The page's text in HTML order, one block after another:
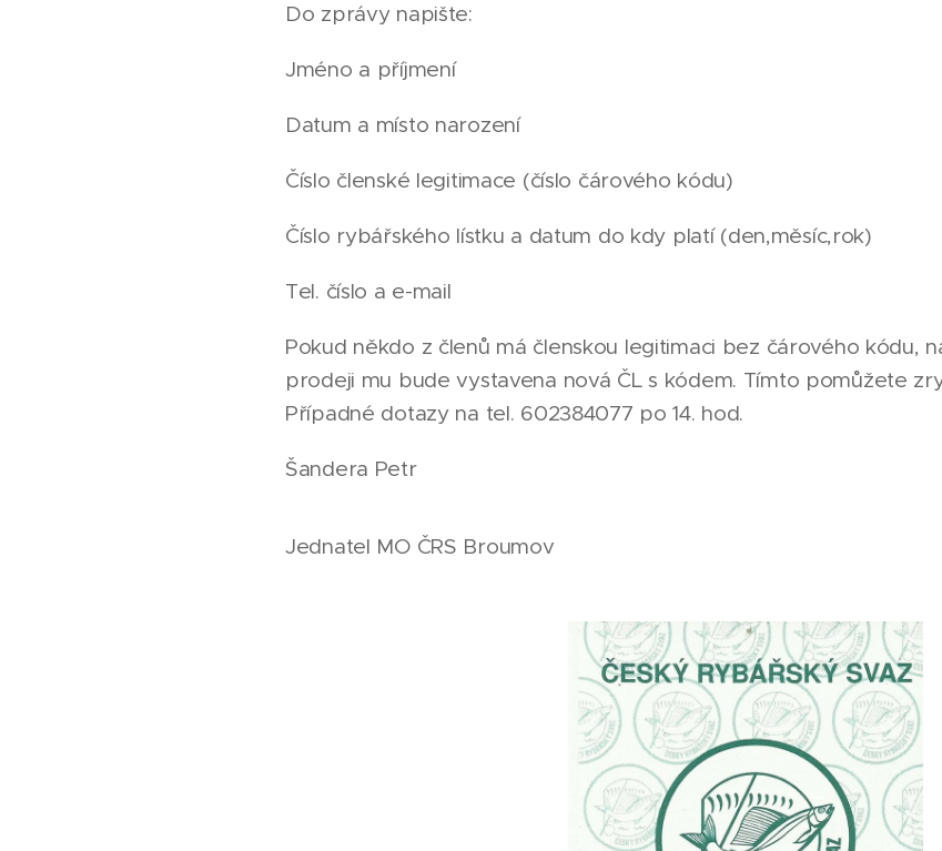
Do zprávy napište:
Jméno a příjmení
Datum a místo narození
Číslo členské legitimace (číslo čárového kódu)
Číslo rybářského lístku a datum do kdy platí (den,měsíc,rok)
Tel. číslo a e-mail
Pokud někdo z členů má členskou legitimaci bez čárového kódu,
prodeji mu bude vystavena nová ČL s kódem. Tímto pomůžete
Případné dotazy na tel. 602384077 po 14. hod.
Šandera Petr
Jednatel MO ČRS Broumov